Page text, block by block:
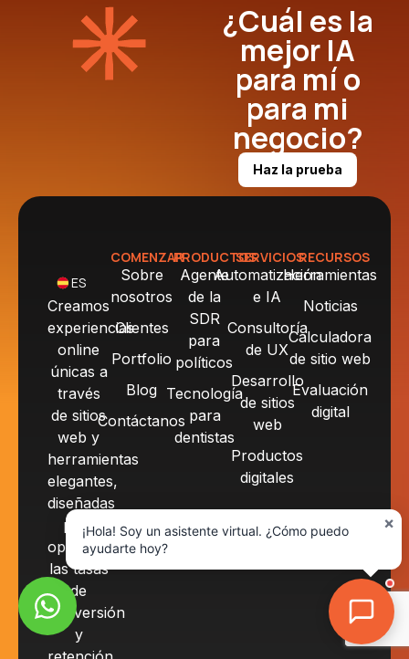
¿Cuál es la
mejor IA
para mí o
para mi
negocio?
Haz la prueba
ES
Creamos
experiencias
online
únicas a
través
de sitios
web y
herramientas
elegantes,
diseñadas
para
optimizar
las tasas
de
conversión
y
COMENZAR
Sobre
nosotros
Clientes
Portfolio
Blog
Contáctanos
PRODUCTOS
Agente
de la
SDR
para
políticos
Tecnología
para
dentistas
SERVICIOS
Automatización
e IA
Consultoría
de UX
Desarrollo
de sitios
web
Productos
digitales
RECURSOS
Herramientas
Noticias
Calculadora
de sitio web
Evaluación
digital
×
¡Hola! Soy un asistente virtual. ¿Cómo puedo
ayudarte hoy?